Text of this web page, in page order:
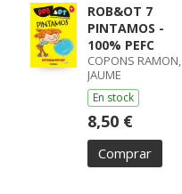
ROB&OT 7
PINTAMOS -
100% PEFC
COPONS RAMON,
JAUME
En stock
8,50 €
Comprar